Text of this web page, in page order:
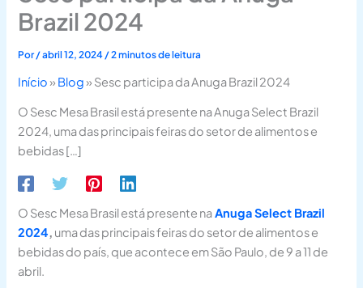
Brazil 2024
Por/abril 12, 2024 /2 minutos de leitura
Início» Blog» Sesc participa da Anuga Brazil 2024
O Sesc Mesa Brasil está presente na Anuga Select Brazil
2024, uma das principais feiras do setor de alimentos e
bebidas […]
O Sesc Mesa Brasil está presente naAnuga Select Brazil
2024, uma das principais feiras do setor de alimentos e
bebidas do país, que acontece em São Paulo, de 9 a 11 de
abril.